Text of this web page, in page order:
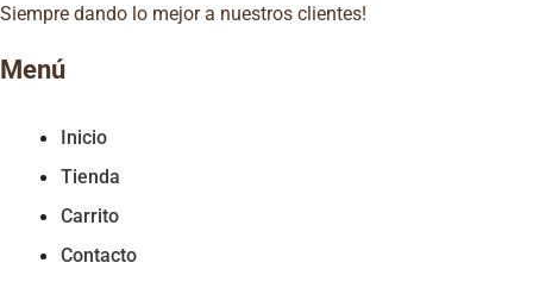
Siempre dando lo mejor a nuestros clientes!
Menú
Inicio
Tienda
Carrito
Contacto